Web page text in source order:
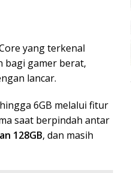
yang terkenal
bagi gamer berat,
lancar.
6GB melalui fitur
saat berpindah antar
128GB, dan masih